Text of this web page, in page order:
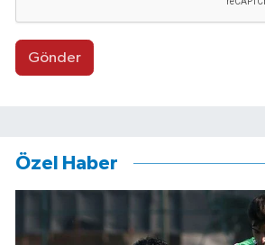
Gönder
Özel Haber